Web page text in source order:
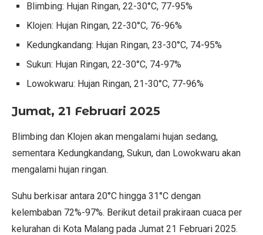
Blimbing: Hujan Ringan, 22-30°C, 77-95%
Klojen: Hujan Ringan, 22-30°C, 76-96%
Kedungkandang: Hujan Ringan, 23-30°C, 74-95%
Sukun: Hujan Ringan, 22-30°C, 74-97%
Lowokwaru: Hujan Ringan, 21-30°C, 77-96%
Jumat, 21 Februari 2025
Blimbing dan Klojen akan mengalami hujan sedang,
sementara Kedungkandang, Sukun, dan Lowokwaru akan
mengalami hujan ringan.
Suhu berkisar antara 20°C hingga 31°C dengan
kelembaban 72%-97%. Berikut detail prakiraan cuaca per
kelurahan di Kota Malang pada Jumat 21 Februari 2025.